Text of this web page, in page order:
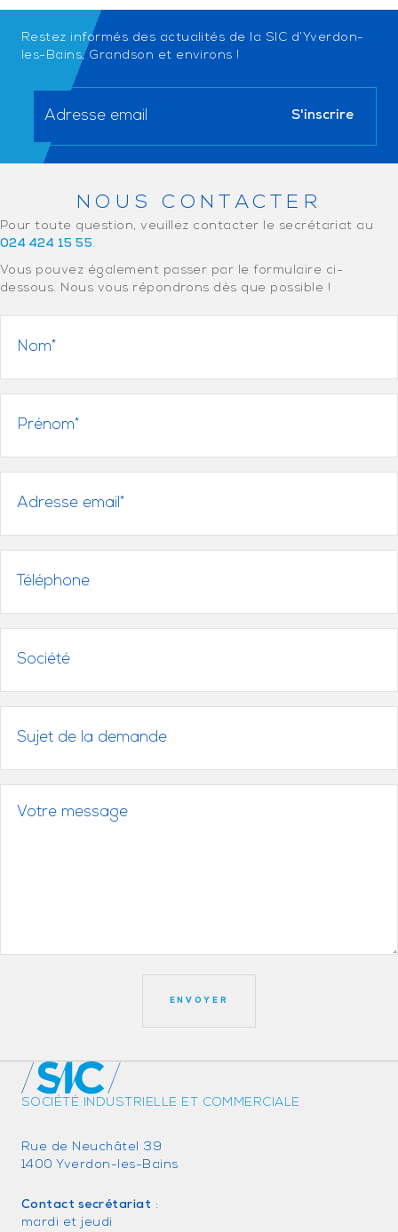
Restez informés des actualités de la SIC d’Yverdon-
les-Bains, Grandson et environs !
NOUS CONTACTER
Pour toute question, veuillez contacter le secrétariat au
024 424 15 55.
Vous pouvez également passer par le formulaire ci-
dessous. Nous vous répondrons dès que possible !
SOCIÉTÉ INDUSTRIELLE ET COMMERCIALE
Rue de Neuchâtel 39
1400 Yverdon-les-Bains
Contact secrétariat :
mardi et jeudi